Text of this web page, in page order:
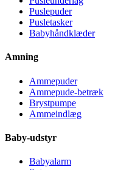
Puslepuder
Pusletasker
Babyhåndklæder
Amning
Ammepuder
Ammepude-betræk
Brystpumpe
Ammeindlæg
Baby-udstyr
Babyalarm